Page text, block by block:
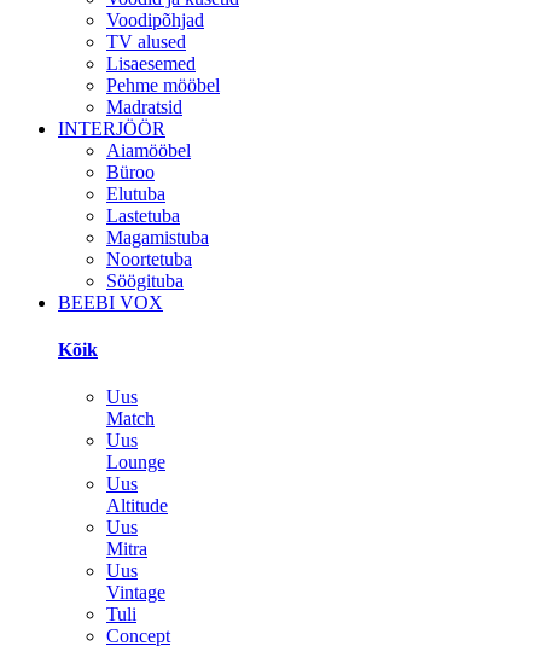
Voodipõhjad
TV alused
Lisaesemed
Pehme mööbel
Madratsid
INTERJÖÖR
Aiamööbel
Büroo
Elutuba
Lastetuba
Magamistuba
Noortetuba
Söögituba
BEEBI VOX
Kõik
Uus
Match
Uus
Lounge
Uus
Altitude
Uus
Mitra
Uus
Vintage
Tuli
Concept